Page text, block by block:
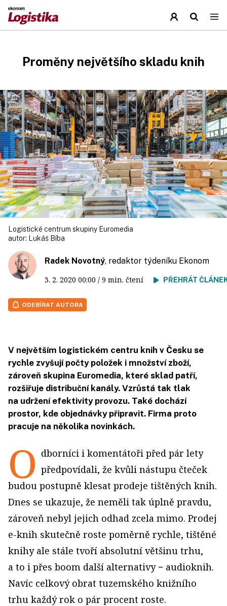
Proměny největšího skladu knih
Logistické centrum skupiny Euromedia
autor:
Lukáš Bíba
Radek Novotný, redaktor týdeníku Ekonom
3. 2. 2020 00:00 / 9 min. čtení PŘEHRÁT
ODEBÍRAT AUTORA
V největším logistickém centru knih v Česku se
rychle zvyšují počty položek i množství zboží,
zároveň skupina Euromedia, které sklad patří,
rozšiřuje distribuční kanály. Vzrůstá tak tlak
na udržení efektivity provozu. Také dochází
prostor, kde objednávky připravit. Firma proto
pracuje na několika novinkách.
O dborníci i komentátoři před pár lety
předpovídali, že kvůli nástupu čteček
budou postupně klesat prodeje tištěných knih.
Dnes se ukazuje, že neměli tak úplně pravdu,
zároveň nebyl jejich odhad zcela mimo. Prodej
e-knih skutečně roste poměrně rychle, tištěné
knihy ale stále tvoří absolutní většinu trhu,
a to i přes boom další alternativy − audioknih.
Navíc celkový obrat tuzemského knižního
trhu každý rok o pár procent roste.